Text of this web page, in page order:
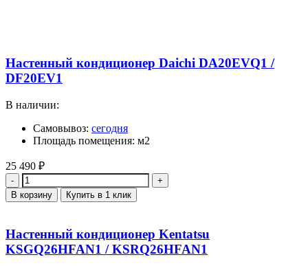
Настенный кондиционер Daichi DA20EVQ1 /
DF20EV1
В наличии:
Самовывоз: сегодня
Площадь помещения: м2
25 490 ₽
Количество
В корзину Купить в 1 клик
Настенный кондиционер Kentatsu
KSGQ26HFAN1 / KSRQ26HFAN1